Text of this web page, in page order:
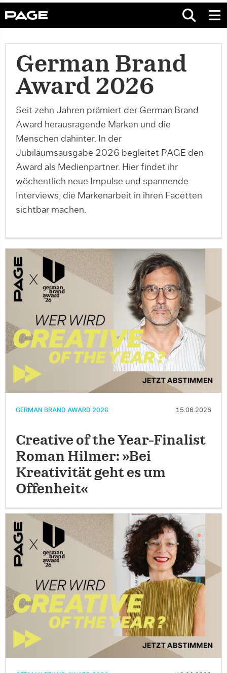
German Brand
Award 2026
Seit zehn Jahren prämiert der German Brand
Award herausragende Marken und die
Menschen dahinter. In der
Jubiläumsausgabe 2026 begleitet PAGE den
Award als Medienpartner. Hier findet ihr
wöchentlich neue Impulse und spannende
Interviews, die Markenarbeit in ihren Facetten
sichtbar machen.
GERMAN BRAND AWARD 2026 15.06.2026
Creative of the Year-Finalist
Roman Hilmer: »Bei
Kreativität geht es um
Offenheit«